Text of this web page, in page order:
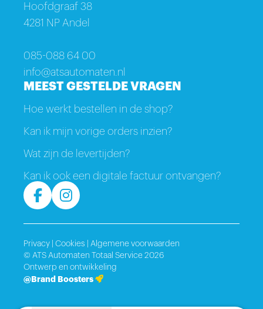
Hoofdgraaf 38
4281 NP Andel
085-088 64 00
info@atsautomaten.nl
MEEST GESTELDE VRAGEN
Hoe werkt bestellen in de shop?
Kan ik mijn vorige orders inzien?
Wat zijn de levertijden?
Kan ik ook een digitale factuur ontvangen?
Ontwerp en ontwikkeling
@Brand Boosters
© ATS Automaten Totaal Service 2026
Privacy Cookies Algemene voorwaarden